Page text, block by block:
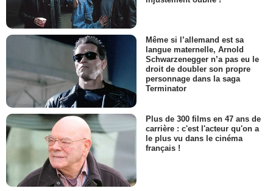
Même si l’allemand est sa
langue maternelle, Arnold
Schwarzenegger n’a pas eu le
droit de doubler son propre
personnage dans la saga
Terminator
Plus de 300 films en 47 ans de
carrière : c'est l'acteur qu'on a
le plus vu dans le cinéma
français !